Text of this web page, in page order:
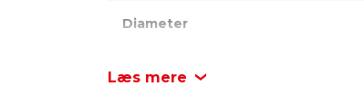
Diameter
Læs mere